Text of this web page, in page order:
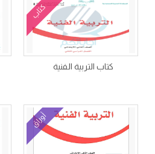
كتاب
كتاب التربية الفنية
أوراق